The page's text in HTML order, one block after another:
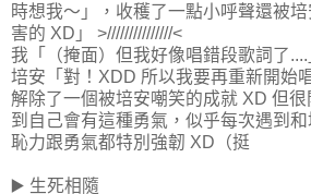
時想我～」，收穫了一點小呼聲還被
害的 XD」 >///////////////<
我「（掩面）但我好像唱錯段歌詞了....
培安「對！XDD 所以我要再重新開始
解除了一個被培安嘲笑的成就 XD 但
到自己會有這種勇氣，似乎每次遇到
恥力跟勇氣都特別強韌 XD（挺
▶️ 生死相隨